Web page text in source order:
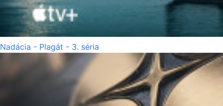
Nadácia - Plagát - 3. séria